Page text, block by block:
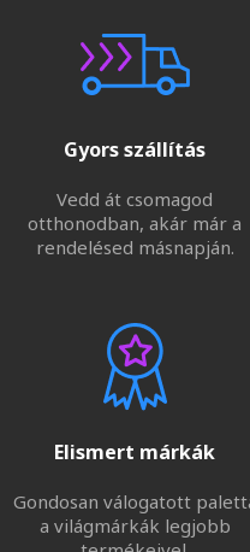
Gyors szállítás
Vedd át csomagod
otthonodban, akár már a
rendelésed másnapján.
Elismert márkák
Gondosan válogatott
a világmárkák legjobb